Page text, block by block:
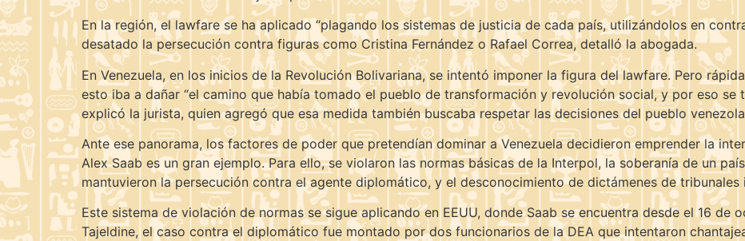
En la región, el lawfare se ha aplicado “plagando los sistemas de justicia de cada país, utilizándolos en
desatado la persecución contra figuras como Cristina Fernández o Rafael Correa, detalló la abogada.
En Venezuela, en los inicios de la Revolución Bolivariana, se intentó imponer la figura del lawfare. Pero
esto iba a dañar “el camino que había tomado el pueblo de transformación y revolución social, y por eso se
explicó la jurista, quien agregó que esa medida también buscaba respetar las decisiones del pueblo
Ante ese panorama, los factores de poder que pretendían dominar a Venezuela decidieron emprender la
Alex Saab es un gran ejemplo. Para ello, se violaron las normas básicas de la Interpol, la soberanía de un
mantuvieron la persecución contra el agente diplomático, y el desconocimiento de dictámenes de tribunales
Este sistema de violación de normas se sigue aplicando en EEUU, donde Saab se encuentra desde el 16 de
Tajeldine, el caso contra el diplomático fue montado por dos funcionarios de la DEA que intentaron